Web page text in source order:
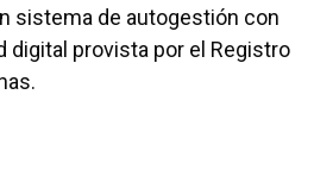
sistema de autogestión con
digital provista por el Registro